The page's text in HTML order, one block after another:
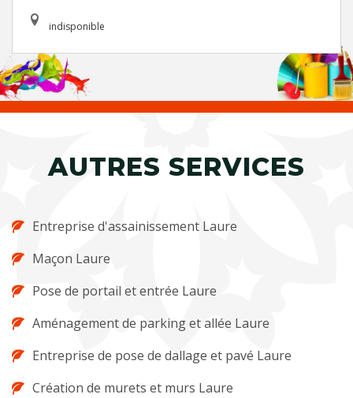
indisponible
AUTRES SERVICES
Entreprise d'assainissement Laure
Maçon Laure
Pose de portail et entrée Laure
Aménagement de parking et allée Laure
Entreprise de pose de dallage et pavé Laure
Création de murets et murs Laure